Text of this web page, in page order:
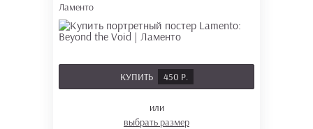
Ламенто
КУПИТЬ 450 Р.
или
выбрать размер